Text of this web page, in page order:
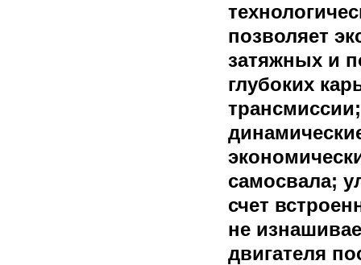
позволяет
затяжных и
глубоких
самосвала;
счет
не
двигателя